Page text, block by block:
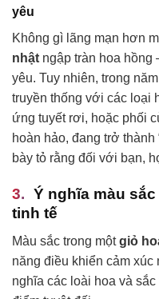
yêu
Không gì lãng mạn hơn
nhật ngập tràn hoa hồng
yêu. Tuy nhiên, trong
truyền thống với các loại
ứng tuyết rơi, hoặc phối
hoàn hảo, đang trở
bày tỏ rằng đối với bạn,
Ý nghĩa màu
tinh tế
Màu sắc trong mộtgiỏ
năng điều khiển cảm xúc
nghĩa các loài hoa và